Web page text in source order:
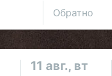
Обратно
11 авг., вт